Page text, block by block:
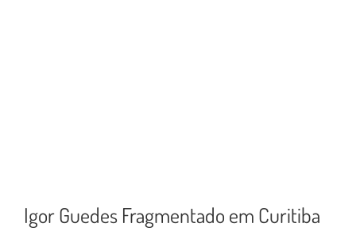
Igor Guedes Fragmentado em Curitiba